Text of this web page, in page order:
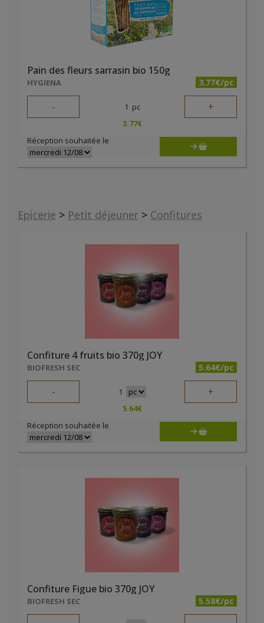
Pain des fleurs sarrasin bio 150g
HYGIENA 3.77€/pc
- 1 pc +
3.77€
Réception souhaitée le
Epicerie > Petit déjeuner > Confitures
Confiture 4 fruits bio 370g JOY
BIOFRESH SEC 5.64€/pc
- 1 +
5.64€
Réception souhaitée le
Confiture Figue bio 370g JOY
BIOFRESH SEC 5.58€/pc